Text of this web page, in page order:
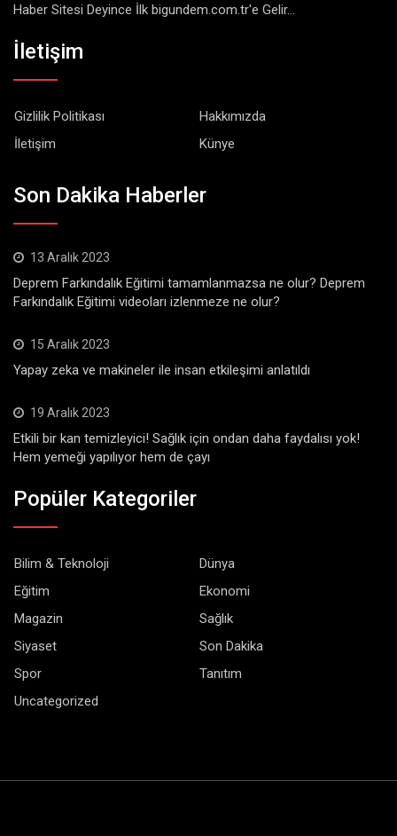
Haber Sitesi Deyince İlk bigundem.com.tr'e Gelir...
İletişim
Gizlilik Politikası
Hakkımızda
İletişim
Künye
Son Dakika Haberler
13 Aralık 2023
Deprem Farkındalık Eğitimi tamamlanmazsa ne olur? Deprem
Farkındalık Eğitimi videoları izlenmeze ne olur?
15 Aralık 2023
Yapay zeka ve makineler ile insan etkileşimi anlatıldı
19 Aralık 2023
Etkili bir kan temizleyici! Sağlık için ondan daha faydalısı yok!
Hem yemeği yapılıyor hem de çayı
Popüler Kategoriler
Bilim & Teknoloji
Dünya
Eğitim
Ekonomi
Magazin
Sağlık
Siyaset
Son Dakika
Spor
Tanıtım
Uncategorized